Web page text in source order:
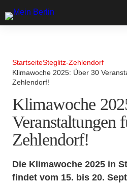
StartseiteSteglitz-Zehlendorf
Klimawoche 2025: Über 30
Zehlendorf!
Klimawoche
Veranstaltungen
Zehlendorf!
Die Klimawoche 2025 in
findet vom 15. bis 20.